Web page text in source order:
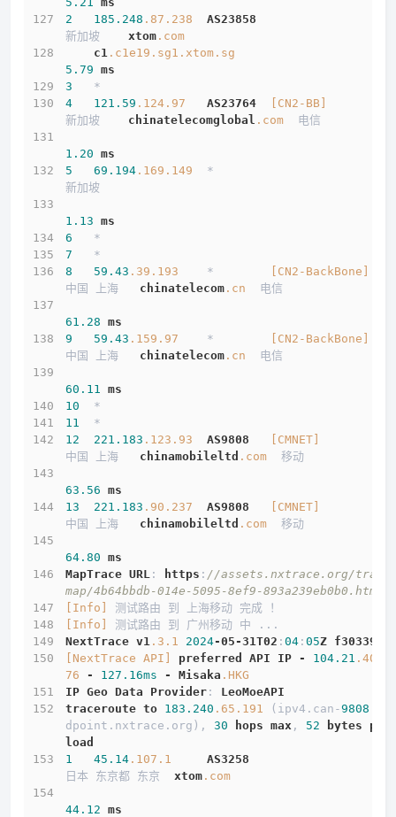
2
185.248 .87 .238
AS23858
新加坡 xtom .com
c1 .c1e19 .sg1 .xtom .sg
5.79 ms
3
   *
4
121.59 .124 .97 AS23764
[CN2-BB]
新加坡 chinatelecomglobal .com
  电信
1.20 ms
5
69.194 .169 .149
  *
新加坡
1.13 ms
6
   *
7
   *
8
59.43 .39 .193
    *
[CN2-BackBone]
中国 上海 chinatelecom .cn
  电信
61.28 ms
9
59.43 .159 .97
    *
[CN2-BackBone]
中国 上海 chinatelecom .cn
  电信
60.11
ms
10
  *
11
  *
12
221.183 .123 .93 AS9808
[CMNET]
中国 上海 chinamobileltd .com
  移动
63.56 ms
13
221.183 .90 .237 AS9808
[CMNET]
中国 上海 chinamobileltd .com
  移动
64.80 ms
MapTrace URL : https : //assets.nxtrace.org/trace
map/4b64bbdb-014e-5095-8ef9-893a239eb0b0.html
[Info]
测试路由 到 上海移动 完成 ！
[Info]
测试路由 到 广州移动 中 ...
NextTrace v1 .3 .1 2024-05-31T02 : 04 : 05Z f303397
[NextTrace API]
preferred API IP - 104.21 .40
76
- 127.16ms - Misaka .HKG
IP Geo Data Provider : LeoMoeAPI
traceroute to 183.240 .65 .191 (ipv4.can-9808
dpoint.nxtrace.org), 30 hops max , 52 bytes
pay
load
1
45.14 .107 .1
AS3258
日本 东京都 东京 xtom .com
44.12 ms